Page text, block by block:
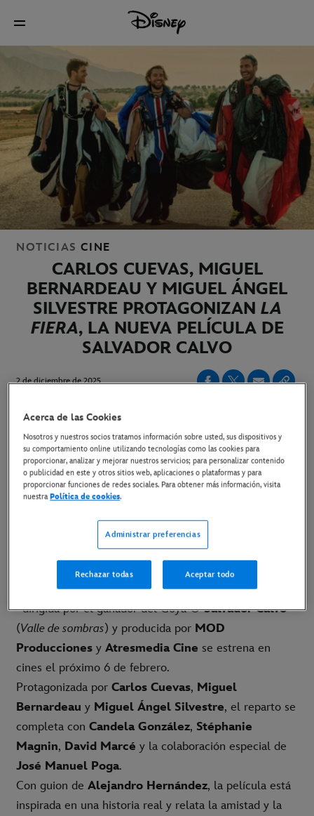
NOTICIAS CINE
CARLOS CUEVAS, MIGUEL
BERNARDEAU Y MIGUEL ÁNGEL
SILVESTRE PROTAGONIZAN LA
FIERA, LA NUEVA PELÍCULA DE
SALVADOR CALVO
2 de diciembre de 2025
YA DISPONIBLE EL TRÁILER Y EL PÓSTER
ESTRENO SOLO EN CINES EL 6 DE FEBRERO
LINK AL PÓSTER
LINK AL TRÁILER EN YOUTUBE
LINK A TODO EL MATERIAL DISPONIBLE
Madrid, 26 de noviembre de 2025-LA FIER
dirigida por el ganador del Goya ®Salvador Calvo
(Valle de sombras) y producida por MOD
Producciones y Atresmedia Cine se estrena en
cines el próximo 6 de febrero.
Protagonizada por Carlos Cuevas, Miguel
Bernardeau y Miguel Ángel Silvestre, el reparto se
completa con Candela González, Stéphanie
Magnin, David Marcé y la colaboración especial de
José Manuel Poga.
Con guion de Alejandro Hernández, la película está
inspirada en una historia real y relata la amistad y la
Acerca de las Cookies
Nosotros y nuestros socios tratamos información sobre usted, sus dispositivos y
su comportamiento online utilizando tecnologías como las cookies para
proporcionar, analizar y mejorar nuestros servicios; para personalizar contenido
o publicidad en este y otros sitios web, aplicaciones o plataformas y para
proporcionar funciones de redes sociales. Para obtener más información, visita
nuestra Política de cookies.
Administrar preferencias
Rechazar todas Aceptar todo